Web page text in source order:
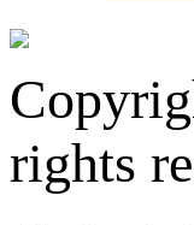
rights